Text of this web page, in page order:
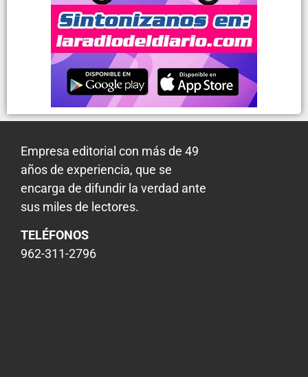
Empresa editorial con más de 49
años de experiencia, que se
encarga de difundir la verdad ante
sus miles de lectores.
TELÉFONOS
962-311-2796